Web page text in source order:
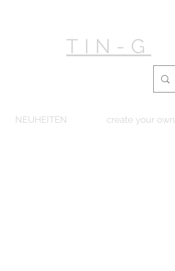
TIN-G
NEUHEITEN create your own